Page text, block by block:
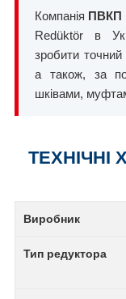
Компанія ПВКП
Redüktör в
зробити
а також, за
шківами,
ТЕХНІЧНІ
Виробник
Тип редуктора